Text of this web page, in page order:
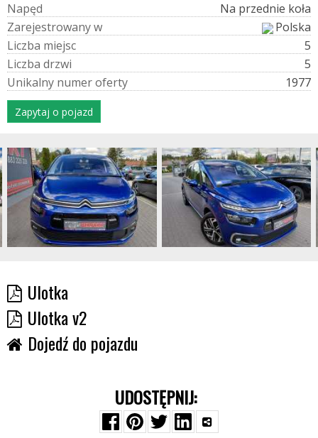
Napęd
Na przednie koła
Zarejestrowanyw
Polska
Liczba miejsc
5
Liczba drzwi
5
Unikalny numeroferty 1977
Zapytaj o pojazd
Ulotka
Ulotka v2
Dojedź do pojazdu
UDOSTĘPNIJ: